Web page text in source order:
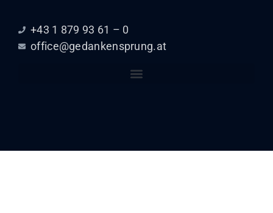
+43 1 879 93 61 – 0
office@gedankensprung.at